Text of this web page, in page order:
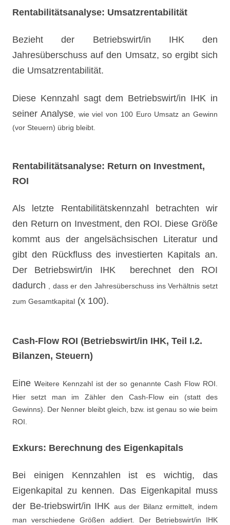
Rentabilitätsanalyse: Umsatzrentabilität
Bezieht der Betriebswirt/in IHK den
Jahresüberschuss auf den Umsatz, so ergibt sich
die Umsatzrentabilität.
Diese Kennzahl sagt dem Betriebswirt/in IHK in
seiner Analyse, wie viel von 100 Euro Umsatz an Gewinn
(vor Steuern) übrig bleibt.
Rentabilitätsanalyse: Return on Investment,
ROI
Als letzte Rentabilitätskennzahl betrachten wir
den Return on Investment, den ROI. Diese Größe
kommt aus der angelsächsischen Literatur und
gibt den Rückfluss des investierten Kapitals an.
Der Betriebswirt/in IHK berechnet den ROI
dadurch , dass er den Jahresüberschuss ins Verhältnis setzt
zum Gesamtkapital (x 100).
Cash-Flow ROI (Betriebswirt/in IHK, Teil I.2.
Bilanzen, Steuern)
Eine weitere Kennzahl ist der so genannte Cash Flow ROI.
Hier setzt man im Zähler den Cash-Flow ein (statt des
Gewinns). Der Nenner bleibt gleich, bzw. ist genau so wie beim
ROI.
Exkurs: Berechnung des Eigenkapitals
Bei einigen Kennzahlen ist es wichtig, das
Eigenkapital zu kennen. Das Eigenkapital muss
der Be-triebswirt/in IHK aus der Bilanz ermittelt, indem
man verschiedene Größen addiert. Der Betriebswirt/in IHK